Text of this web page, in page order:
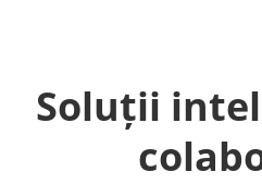
Soluții